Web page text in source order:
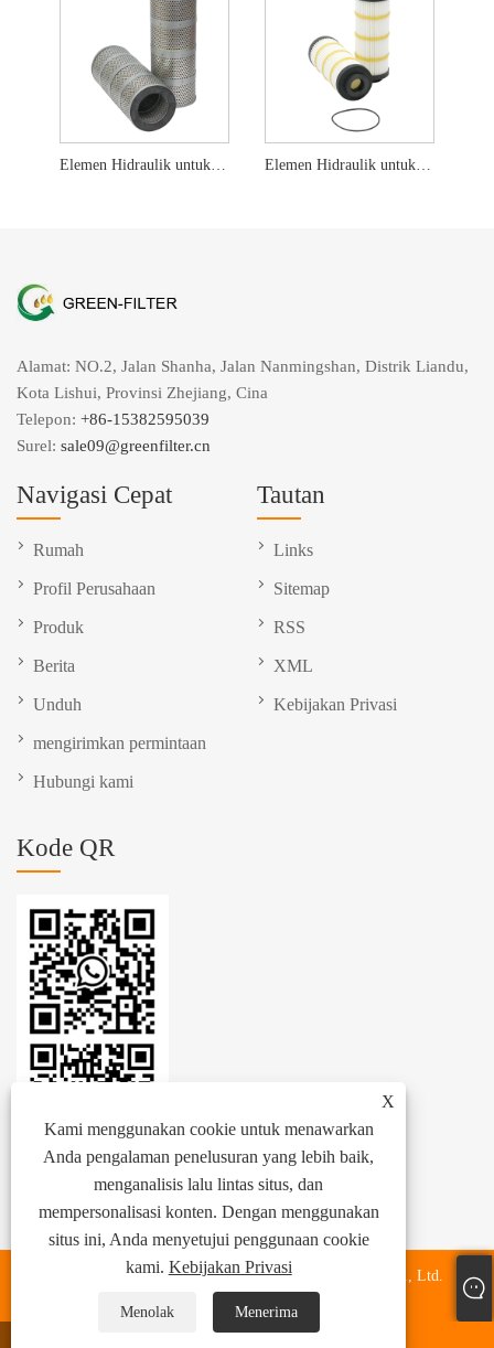
Elemen Hidraulik untuk Kato 68937310012 H1015 P502184 Elemen Hidraulik untuk CAT 348-1861 PT9536-MPG WL10409
X
Kami menggunakan cookie untuk menawarkan
Anda pengalaman penelusuran yang lebih baik,
menganalisis lalu lintas situs, dan
mempersonalisasi konten. Dengan menggunakan
situs ini, Anda menyetujui penggunaan cookie
kami. Kebijakan Privasi
Menolak Menerima
Alamat: NO.2, Jalan Shanha, Jalan Nanmingshan, Distrik Liandu,
Kota Lishui, Provinsi Zhejiang, Cina
Telepon: +86-15382595039
Surel: sale09@greenfilter.cn
Navigasi Cepat
Rumah
Profil Perusahaan
Produk
Berita
Unduh
mengirimkan permintaan
Hubungi kami
Tautan
Links
Sitemap
RSS
XML
Kebijakan Privasi
Kode QR
Hak Cipta © 2024 Zhejiang Zhenhang International Trade Co., Ltd.
Semua Hak Dilindungi Undang-undang.